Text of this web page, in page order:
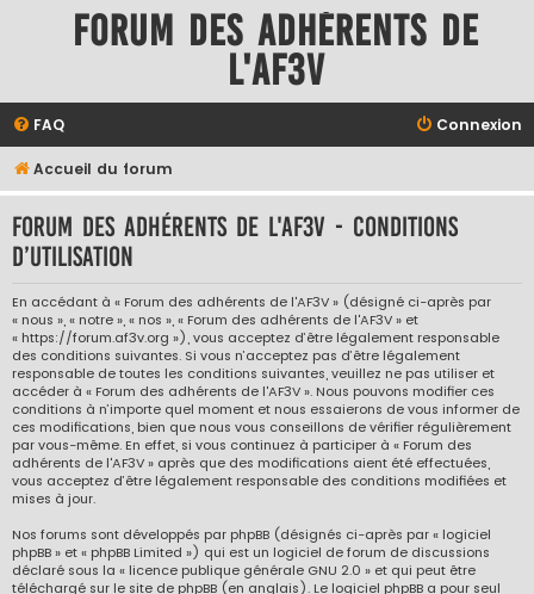
Forum des adhérents de
l'AF3V
FAQ Connexion
Accueil du forum
Forum des adhérents de l'AF3V - Conditions
d’utilisation
En accédant à « Forum des adhérents de l'AF3V » (désigné ci-après par
« nous », « notre », « nos », « Forum des adhérents de l'AF3V » et
« https://forum.af3v.org »), vous acceptez d’être légalement responsable
des conditions suivantes. Si vous n’acceptez pas d’être légalement
responsable de toutes les conditions suivantes, veuillez ne pas utiliser et
accéder à « Forum des adhérents de l'AF3V ». Nous pouvons modifier ces
conditions à n’importe quel moment et nous essaierons de vous informer de
ces modifications, bien que nous vous conseillons de vérifier régulièrement
par vous-même. En effet, si vous continuez à participer à « Forum des
adhérents de l'AF3V » après que des modifications aient été effectuées,
vous acceptez d’être légalement responsable des conditions modifiées et
mises à jour.
Nos forums sont développés par phpBB (désignés ci-après par « logiciel
phpBB » et « phpBB Limited ») qui est un logiciel de forum de discussions
déclaré sous la « licence publique générale GNU 2.0 » et qui peut être
téléchargé sur le site de phpBB (en anglais). Le logiciel phpBB a pour seul